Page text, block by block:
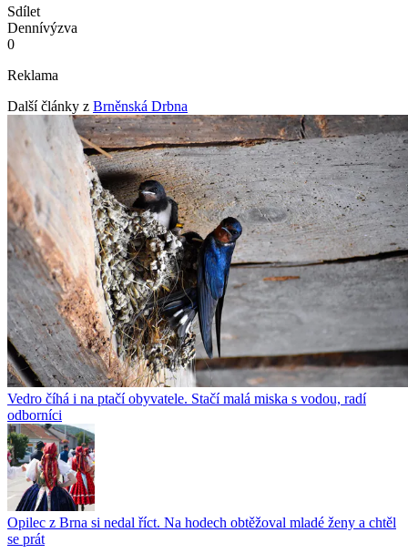
Sdílet
Dennívýzva
0
Reklama
Další články z Brněnská Drbna
Vedro číhá i na ptačí obyvatele. Stačí malá miska s vodou, radí
odborníci
Opilec z Brna si nedal říct. Na hodech obtěžoval mladé ženy a chtěl
se prát